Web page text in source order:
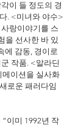
이 들 정도의 경
. <미녀와 야수>
랑이야기를 스
을 선사한 바 있
에 감동, 경이로
작품. <알라딘
메이션을 실사화
로운 패러다임
이미 1992년 작